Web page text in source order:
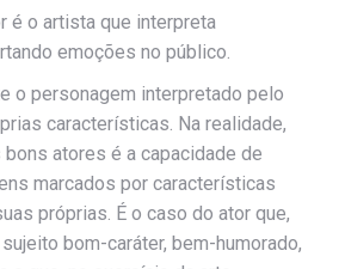
é o artista que interpreta
emoções no público.
o personagem interpretado pelo
características. Na realidade,
atores é a capacidade de
marcados por características
próprias. É o caso do ator que,
bom-caráter, bem-humorado,